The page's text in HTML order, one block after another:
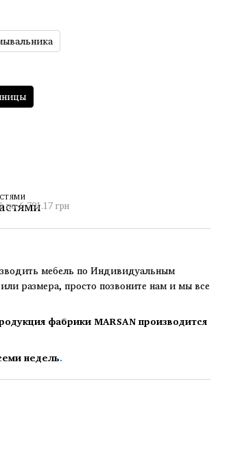
по 6 791.17 грн
мебель по Индивидуальным
размера, просто позвоните нам и мы все
фабрики MARSAN производится
недель.